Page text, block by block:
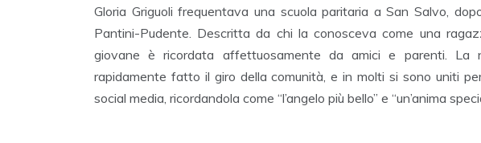
Gloria Griguoli frequentava una scuola paritaria a San Salvo,
Pantini-Pudente. Descritta da chi la conosceva come una
giovane è ricordata affettuosamente da amici e parenti. La
rapidamente fatto il giro della comunità, e in molti si sono uniti
social media, ricordandola come “l’angelo più bello” e “un’anima